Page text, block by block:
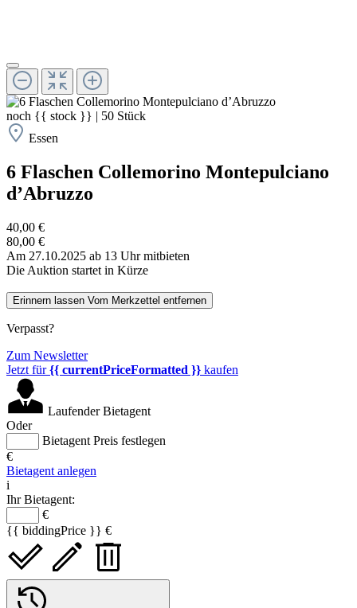
noch {{ stock }} | 50 Stück
Essen
6 Flaschen Collemorino Montepulciano
d’Abruzzo
40,00 €
80,00 €
Am 27.10.2025 ab 13 Uhr mitbieten
Die Auktion startet in Kürze
Erinnern lassen Vom Merkzettel entfernen
Verpasst?
Zum Newsletter
Jetzt für{{ currentPriceFormatted }} kaufen
Laufender Bietagent
Oder
Bietagent Preis festlegen
€
Bietagent anlegen
i
Ihr Bietagent:
€
{{ biddingPrice }} €